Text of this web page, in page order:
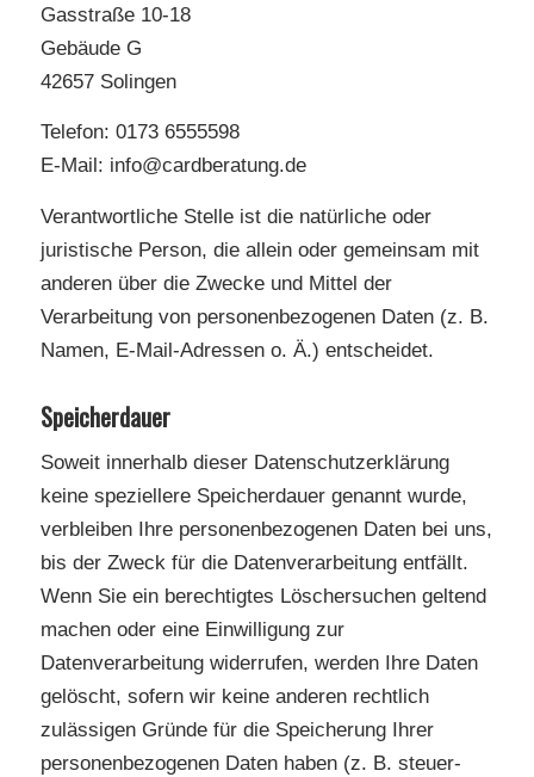
Gasstraße 10-18
Gebäude G
42657 Solingen
Telefon: 0173 6555598
E-Mail: info@cardberatung.de
Verantwortliche Stelle ist die natürliche oder
juristische Person, die allein oder gemeinsam mit
anderen über die Zwecke und Mittel der
Verarbeitung von personenbezogenen Daten (z. B.
Namen, E-Mail-Adressen o. Ä.) entscheidet.
Speicherdauer
Soweit innerhalb dieser Datenschutzerklärung
keine speziellere Speicherdauer genannt wurde,
verbleiben Ihre personenbezogenen Daten bei uns,
bis der Zweck für die Datenverarbeitung entfällt.
Wenn Sie ein berechtigtes Löschersuchen geltend
machen oder eine Einwilligung zur
Datenverarbeitung widerrufen, werden Ihre Daten
gelöscht, sofern wir keine anderen rechtlich
zulässigen Gründe für die Speicherung Ihrer
personenbezogenen Daten haben (z. B. steuer-